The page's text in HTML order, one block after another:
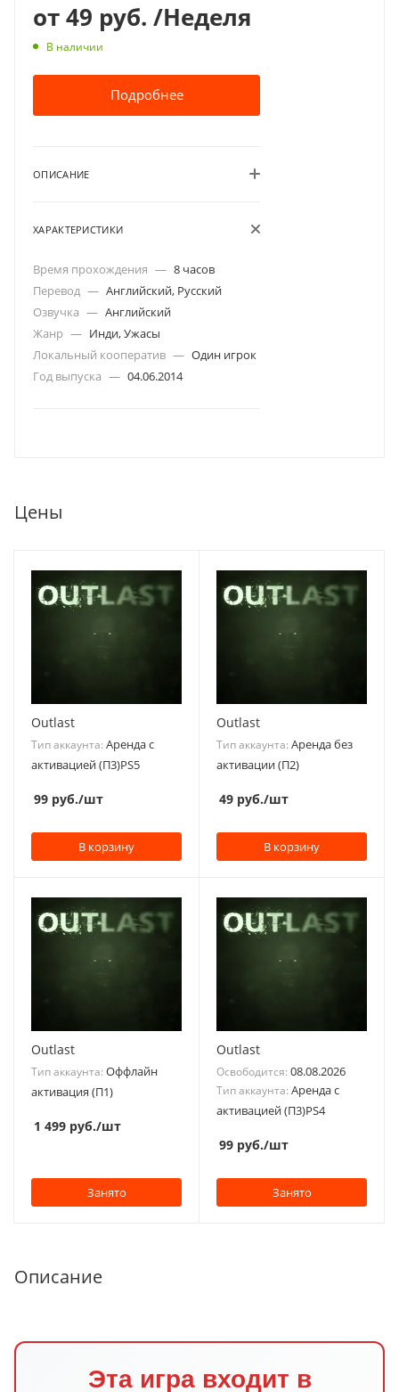
от49 руб. /Неделя
В наличии
Подробнее
ОПИСАНИЕ
ХАРАКТЕРИСТИКИ
Время прохождения — 8 часов
Перевод — Английский, Русский
Озвучка — Английский
Жанр — Инди, Ужасы
Локальный кооператив — Один игрок
Год выпуска — 04.06.2014
Цены
Outlast
Тип аккаунта: Аренда с
активацией (П3)PS5
99 руб./шт
В корзину
Outlast
Тип аккаунта: Аренда без
активации (П2)
49 руб./шт
В корзину
Outlast
Тип аккаунта: Оффлайн
активация (П1)
1 499 руб./шт
Занято
Outlast
Освободится: 08.08.2026
Тип аккаунта: Аренда с
активацией (П3)PS4
99 руб./шт
Занято
Описание
Эта игра входит в